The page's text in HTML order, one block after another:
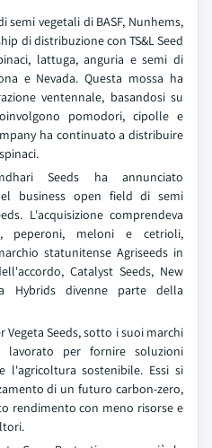
semi vegetali di BASF, Nunhems,
di distribuzione con TS&L Seed
lattuga, anguria e semi di
e Nevada. Questa mossa ha
ventennale, basandosi su
pomodori, cipolle e
ha continuato a distribuire
Seeds ha annunciato
business open field di semi
L'acquisizione comprendeva
peperoni, meloni e cetrioli,
statunitense Agriseeds in
Catalyst Seeds, New
Hybrids divenne parte della
Vegeta Seeds, sotto i suoi marchi
lavorato per fornire soluzioni
l'agricoltura sostenibile. Essi si
di un futuro carbon-zero,
rendimento con meno risorse e